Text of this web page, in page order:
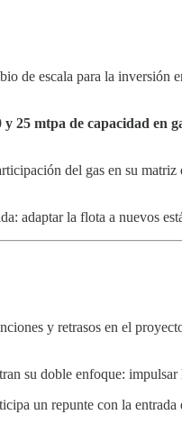
de escala para la inversión
y 25 mtpa de capacidad en
del gas en su matriz
adaptar la flota a nuevos
y retrasos en el
su doble enfoque:
un repunte con la